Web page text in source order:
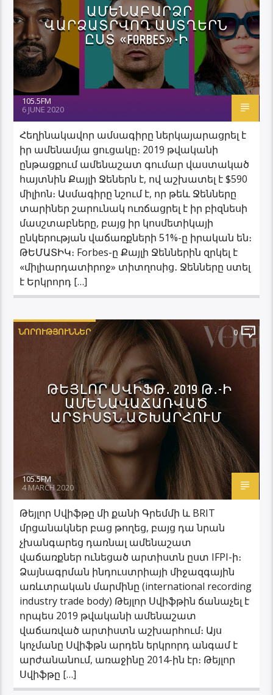
ԱՄԵՆԱԲԱՐՁՐ
ՎԱՐՁԱՏՐՎՈՂ ԱՍՏՂԵՐՆ
ԸՍՏ «FORBES»-Ի
105.5FM
6 JUNE 2020
Հեղինակավոր ամսագիրը ներկայարացրել է
իր ամենամյա ցուցակը։ 2019 թվականի
ընթացքում ամենաշատ գումար վաստակած
հայտնին Քայլի Ջեներն է, ով աշխատել է $590
միլիոն։ Ասմագիրը նշում է, որ թեև Ջենները
տարիներ շարունակ ուռճացրել է իր բիզնեսի
մասշտաբները, բայց իր կոսմետիկայի
ընկերության վաճառքների 51%-ը իրական են։
ԹԵՄԱՏԻԿ։ Forbes-ը Քայլի Ջեններին զրկել է
«միլիարդատիրոջ» տիտղոսից․ Ջենները ստել
է Երկրորդ […]
ՆՈՐՈՒԹՅՈՒՆՆԵՐ 0
ԹԵՅԼՈՐ ՍՎԻՖԹ․ 2019 Թ․-Ի
ԱՄԵՆԱՎԱՃԱՌՎԱԾ
ԱՐՏԻՍՏՆ ԱՇԽԱՐՀՈՒՄ
105.5FM
4 MARCH 2020
Թեյլոր Սվիֆթը մի քանի Գրեմմի և BRIT
մրցանակներ բաց թողեց, բայց դա նրան
չխանգարեց դառնալ ամենաշատ
վաճառքներ ունեցած արտիստն ըստ IFPI-ի։
Ձայնագրման ինդուստրիայի միջազգային
առևտրական մարմինը (international recording
industry trade body) Թեյլոր Սվիֆթին ճանաչել է
որպես 2019 թվականի ամենաշատ
վաճառված արտիստն աշխարհում։ Այս
կոչմանը Սվիֆթն արդեն երկրորդ անգամ է
արժանանում, առաջինը 2014-ին էր։ Թեյլոր
Սվիֆթը […]